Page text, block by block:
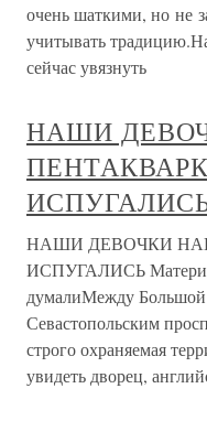
очень шаткими, но не
учитывать
сейчас увязнуть
НАШИ
НАШИ ДЕВОЧКИ
ИСПУГАЛИСЬ Материя
думалиМежду
Севастопольским
строго охраняемая
увидеть дворец,